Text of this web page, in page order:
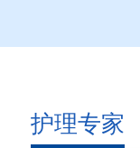
护理专家